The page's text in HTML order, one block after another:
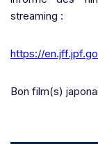
streaming :
https://
Bon film(s)